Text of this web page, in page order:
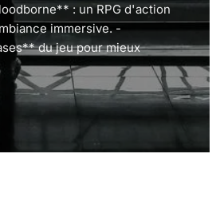
: un RPG d'action
immersive. -
du jeu pour mieux